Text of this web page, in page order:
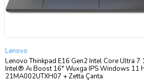
Lenovo
Lenovo Thinkpad E16 Gen2 Intel Core Ultra
Intel® Aı Boost 16" Wuxga IPS Windows 11
21MA002UTXH07 + Zetta Çanta